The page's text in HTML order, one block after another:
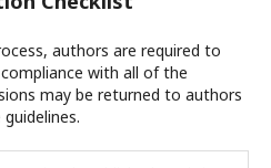
authors are required to
with all of the
may be returned to authors